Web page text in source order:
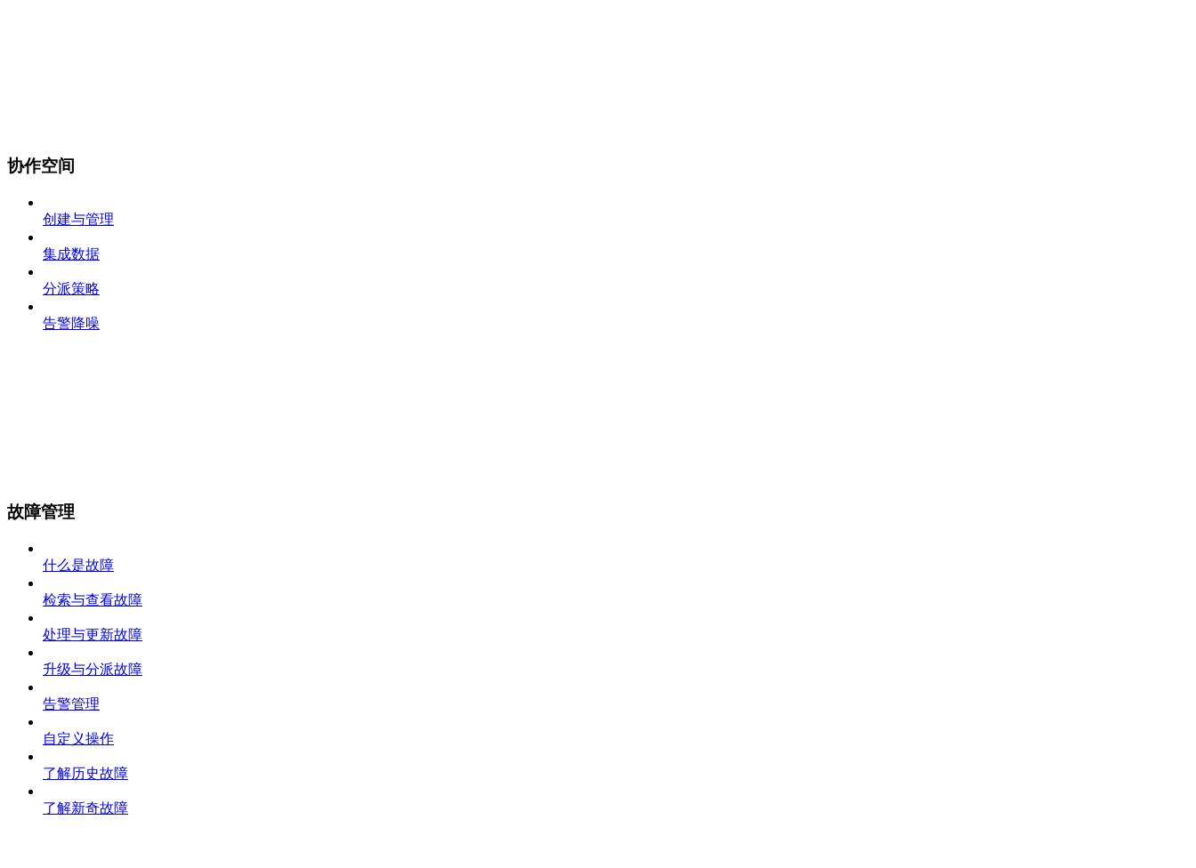
协作空间
创建与管理
集成数据
分派策略
告警降噪
故障管理
什么是故障
检索与查看故障
处理与更新故障
升级与分派故障
告警管理
自定义操作
了解历史故障
了解新奇故障